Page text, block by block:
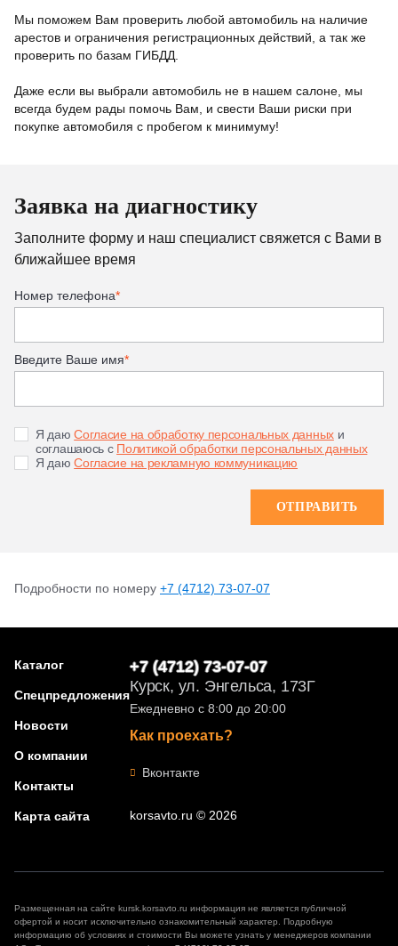
Мы поможем Вам проверить любой автомобиль на наличие
арестов и ограничения регистрационных действий, а так же
проверить по базам ГИБДД.
Даже если вы выбрали автомобиль не в нашем салоне, мы
всегда будем рады помочь Вам, и свести Ваши риски при
покупке автомобиля с пробегом к минимуму!
Заявка на диагностику
Заполните форму и наш специалист свяжется с Вами в
ближайшее время
Номер телефона*
Введите Ваше имя*
Я даюСогласие на обработку персональных данныхи
соглашаюсь с Политикой обработки персональных данных
Я даюСогласие на рекламную коммуникацию
ОТПРАВИТЬ
Подробности по номеру +7 (4712) 73-07-07
Каталог
Спецпредложения
Новости
О компании
Контакты
Карта сайта
+7 (4712) 73-07-07
Курск, ул. Энгельса, 173Г
Ежедневно с 8:00 до 20:00
Как проехать?
Вконтакте
korsavto.ru © 2026
Размещенная на сайте kursk.korsavto.ru информация не является публичной
офертой и носит исключительно ознакомительный характер. Подробную
информацию об условиях и стоимости Вы можете узнать у менеджеров компании